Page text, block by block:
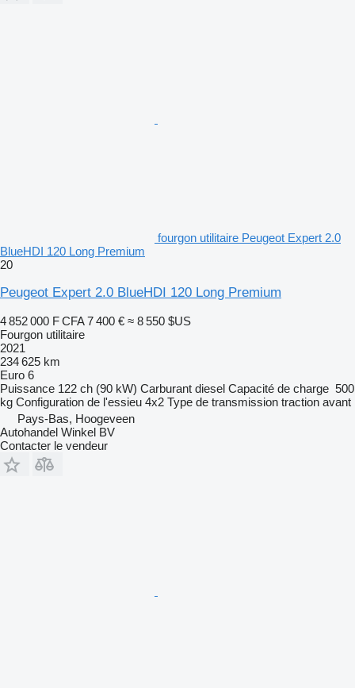
fourgon utilitaire Peugeot Expert 2.0
BlueHDI 120 Long Premium
20
Peugeot Expert 2.0 BlueHDI 120 Long Premium
4 852 000 F CFA 7 400 € ≈ 8 550 $US
Fourgon utilitaire
2021
234 625 km
Euro 6
Puissance 122 ch (90 kW) Carburant diesel Capacité de charge 500
kg Configuration de l'essieu 4x2 Type de transmission traction avant
Pays-Bas, Hoogeveen
Autohandel Winkel BV
Contacter le vendeur